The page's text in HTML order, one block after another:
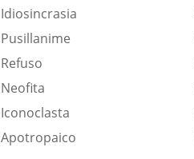
Idiosincrasia
Pusillanime
Refuso
Neofita
Iconoclasta
Apotropaico